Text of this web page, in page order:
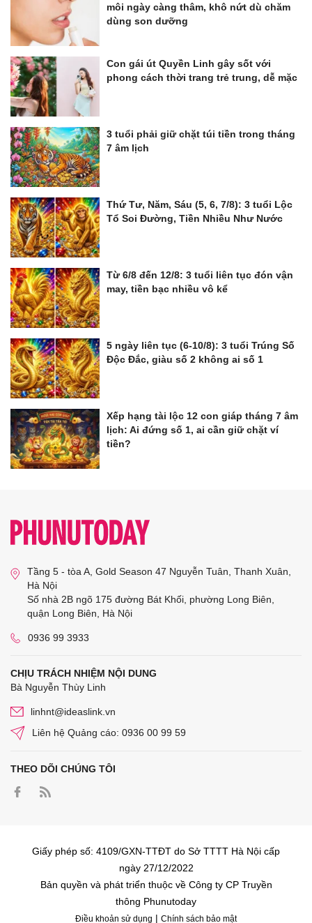
môi ngày càng thâm, khô nứt dù chăm
dùng son dưỡng
Con gái út Quyền Linh gây sốt với
phong cách thời trang trẻ trung, dễ mặc
3 tuổi phải giữ chặt túi tiền trong tháng
7 âm lịch
Thứ Tư, Năm, Sáu (5, 6, 7/8): 3 tuổi Lộc
Tổ Soi Đường, Tiền Nhiều Như Nước
Từ 6/8 đến 12/8: 3 tuổi liên tục đón vận
may, tiền bạc nhiều vô kể
5 ngày liên tục (6-10/8): 3 tuổi Trúng Số
Độc Đắc, giàu số 2 không ai số 1
Xếp hạng tài lộc 12 con giáp tháng 7 âm
lịch: Ai đứng số 1, ai cần giữ chặt ví
tiền?
Tầng 5 - tòa A, Gold Season 47 Nguyễn Tuân, Thanh Xuân,
Hà Nội
Số nhà 2B ngõ 175 đường Bát Khối, phường Long Biên,
quận Long Biên, Hà Nội
0936 99 3933
CHỊU TRÁCH NHIỆM NỘI DUNG
Bà Nguyễn Thùy Linh
linhnt@ideaslink.vn
Liên hệ Quảng cáo: 0936 00 99 59
THEO DÕI CHÚNG TÔI
Giấy phép số: 4109/GXN-TTĐT do Sở TTTT Hà Nội cấp
ngày 27/12/2022
Bản quyền và phát triển thuộc về Công ty CP Truyền
thông Phunutoday
Điều khoản sử dụng | Chính sách bảo mật